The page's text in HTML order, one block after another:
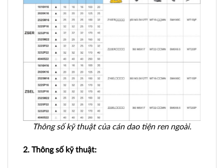
Thông số kỹ thuật của cán dao tiện ren ngoài.
2. Thông số kỹ thuật: